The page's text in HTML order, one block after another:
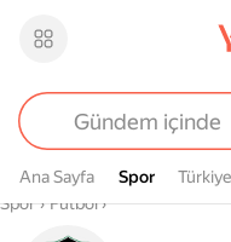
Ana Sayfa Spor
Spor Türkiye
Buradasın
Spor› Futbol›